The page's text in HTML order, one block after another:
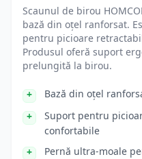
Scaunul de birou
bază din oțel ranforsat.
pentru picioare
Produsul oferă suport
prelungită la birou.
Bază din oțel
Suport pentru
confortabile
Pernă ultra-moale